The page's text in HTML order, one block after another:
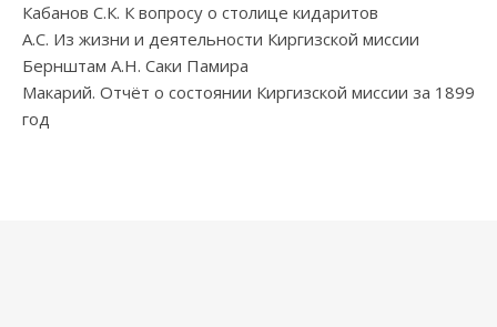
Кабанов С.К. К вопросу о столице кидаритов
А.С. Из жизни и деятельности Киргизской миссии
Бернштам А.Н. Саки Памира
Макарий. Отчёт о состоянии Киргизской миссии за 1899
год